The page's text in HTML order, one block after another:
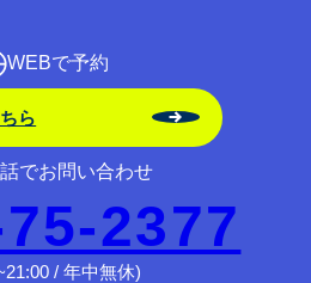
WEBで予約
ら
でお問い合わせ
2377
/ 年中無休)